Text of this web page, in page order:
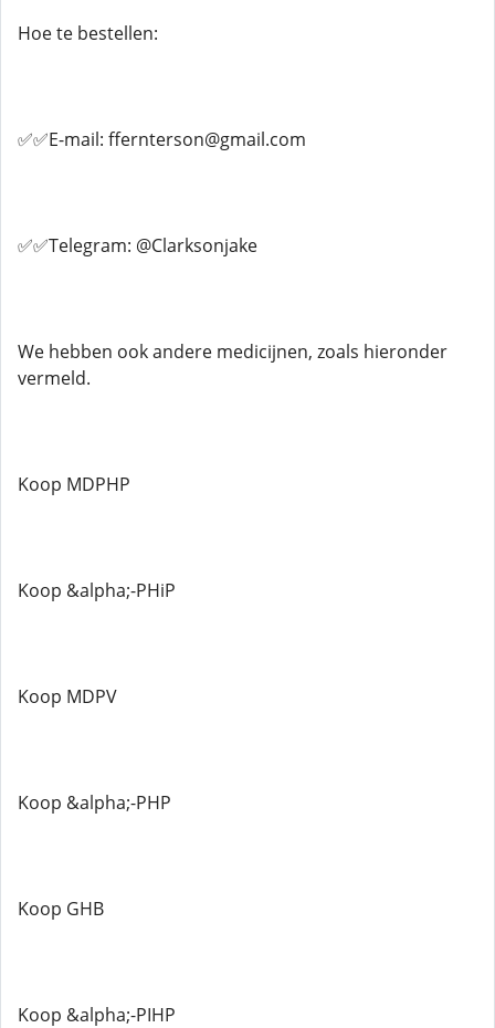
Hoe te bestellen:
✅✅E-mail: ffernterson@gmail.com
✅✅Telegram: @Clarksonjake
We hebben ook andere medicijnen, zoals hieronder
vermeld.
Koop MDPHP
Koop &alpha;-PHiP
Koop MDPV
Koop &alpha;-PHP
Koop GHB
Koop &alpha;-PIHP